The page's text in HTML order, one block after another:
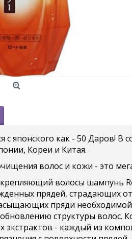
с японского как - 50 Даров! В
Кореи и Китая.
волос и кожи - это
волосы шампунь
прядей, страдающих
пряди
структуры
экстрактов - каждый из